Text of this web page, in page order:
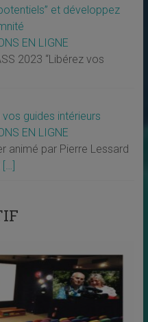
et développez
EN LIGNE
2023 “Libérez vos
guides intérieurs
EN LIGNE
animé par Pierre Lessard
[…]